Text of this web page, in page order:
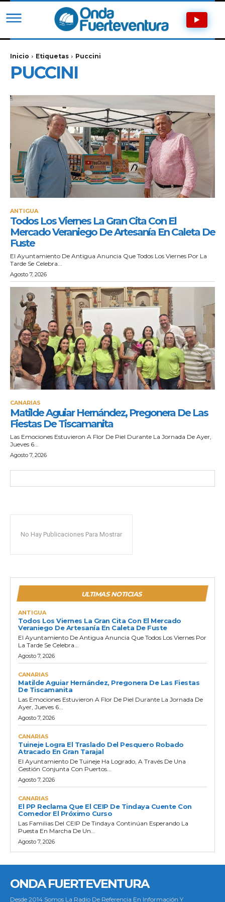
Inicio Etiquetas Puccini
PUCCINI
ANTIGUA
Todos Los Viernes La Gran Cita Con El
Mercado Veraniego De Artesanía En Caleta De
Fuste
El Ayuntamiento De Antigua Anuncia Que Todos Los Viernes Por La
Tarde Se Celebra...
Agosto 7, 2026
CANARIAS
Matilde Aguiar Hernández, Pregonera De Las
Fiestas De Tiscamanita
Las Emociones Estuvieron A Flor De Piel Durante La Jornada De Ayer,
Jueves 6...
Agosto 7, 2026
No Hay Publicaciones Para Mostrar
ULTIMAS NOTICIAS
ANTIGUA
Todos Los Viernes La Gran Cita Con El Mercado
Veraniego De Artesanía En Caleta De Fuste
El Ayuntamiento De Antigua Anuncia Que Todos Los Viernes Por
La Tarde Se Celebra...
Agosto 7, 2026
CANARIAS
Matilde Aguiar Hernández, Pregonera De Las Fiestas
De Tiscamanita
Las Emociones Estuvieron A Flor De Piel Durante La Jornada De
Ayer, Jueves 6...
Agosto 7, 2026
CANARIAS
Tuineje Logra El Traslado Del Pesquero Robado
Atracado En Gran Tarajal
El Ayuntamiento De Tuineje Ha Logrado, A Través De Una
Gestión Conjunta Con Puertos...
Agosto 7, 2026
CANARIAS
El PP Reclama Que El CEIP De Tindaya Cuente Con
Comedor El Próximo Curso
Las Familias Del CEIP De Tindaya Continúan Esperando La
Puesta En Marcha De Un...
Agosto 7, 2026
ONDA FUERTEVENTURA
Desde 2014 Somos La Radio De Referencia En Información Y